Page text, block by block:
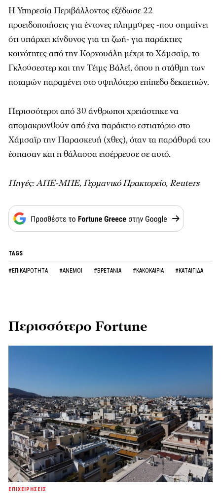
Η Υπηρεσία Περιβάλλοντος εξέδωσε 22
προειδοποιήσεις για έντονες πλημμύρες -που σημαίνει
ότι υπάρχει κίνδυνος για τη ζωή- για παράκτιες
κοινότητες από την Κορνουάλη μέχρι το Χάμσαϊρ, το
Γκλούσεστερ και την Τέιμς Βάλεϊ, όπου η στάθμη των
ποταμών παραμένει στο υψηλότερο επίπεδο δεκαετιών.
Περισσότεροι από 30 άνθρωποι χρειάστηκε να
απομακρυνθούν από ένα παράκτιο εστιατόριο στο
Χάμσαϊρ την Παρασκευή (χθες), όταν τα παράθυρά του
έσπασαν και η θάλασσα εισέρρευσε σε αυτό.
Πηγές: ΑΠΕ-ΜΠΕ, Γερμανικό Πρακτορείο, Reuters
TAGS
#ΕΠΙΚΑΙΡΟΤΗΤΑ #ΑΝΕΜΟΙ #ΒΡΕΤΑΝΙΑ #ΚΑΚΟΚΑΙΡΙΑ #ΚΑΤΑΙΓΙΔΑ
Περισσότερο Fortune
ΕΠΙΧΕΙΡΗΣΕΙΣ